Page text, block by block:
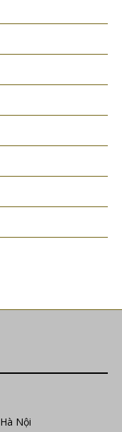
Nội